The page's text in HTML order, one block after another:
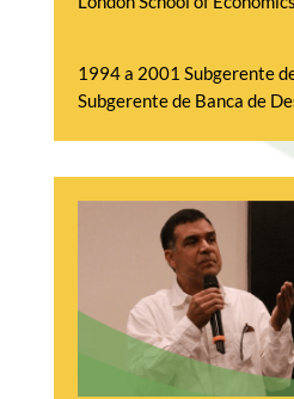
1994 a 2001 Subgerente
Subgerente de Banca de
2001 al 2002 Director
Finanzas en FOVI, Banco
participó en la creación de
2002 al 2007 Director
Riesgos en Sociedad